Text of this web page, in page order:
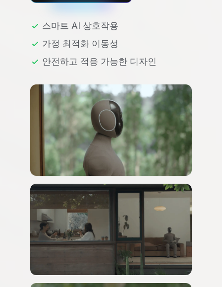
스마트 AI 상호작용
가정 최적화 이동성
안전하고 적응 가능한 디자인